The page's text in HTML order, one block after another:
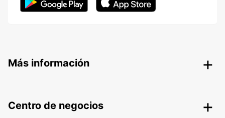
Más información
Centro de negocios